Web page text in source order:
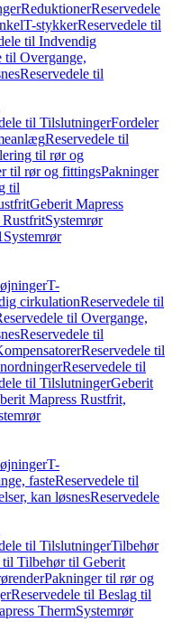
ReduktionerReservedele
T-stykkerReservedele til
til Indvendig
til Overgange,
Reservedele til
til TilslutningerFordeler
Reservedele til
til rør og
til rør og fittingsPakninger
til
Geberit Mapress
RustfritSystemrør
Systemrør
T-
cirkulationReservedele til
til Overgange,
Reservedele til
Reservedele til
Reservedele til
til TilslutningerGeberit
Mapress Rustfrit,
T-
fasteReservedele til
kan løsnesReservedele
til TilslutningerTilbehør
til Tilbehør til Geberit
Pakninger til rør og
Reservedele til Beslag til
ThermSystemrør